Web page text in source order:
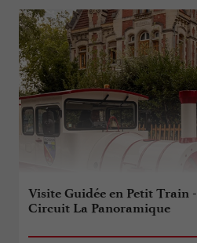
Visite Guidée en Petit Train -
Circuit La Panoramique